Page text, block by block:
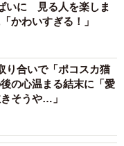
いに 見る人を楽しま
かわいすぎる！」
り合いで「ポコスカ猫
の心温まる結末に「愛
そうや…」